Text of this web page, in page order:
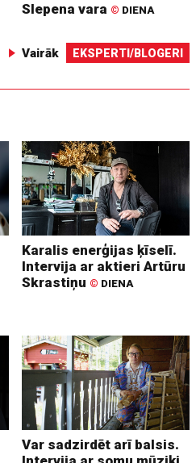
Slepena vara © DIENA
Vairāk EKSPERTI/BLOGERI
Karalis enerģijas ķīselī.
Intervija ar aktieri Artūru
Skrastiņu © DIENA
Var sadzirdēt arī balsis.